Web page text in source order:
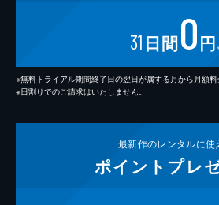
31 日間0円
※無料トライアル期間終了日の翌日が属する月から月額料
※日割りでのご請求はいたしません。
最新作のレンタルに使
ポイント プレ